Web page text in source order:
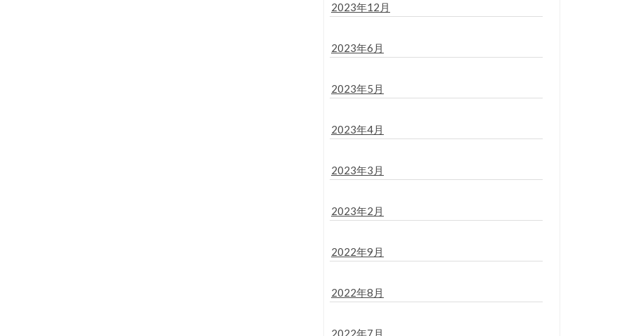
2023年12月
2023年6月
2023年5月
2023年4月
2023年3月
2023年2月
2022年9月
2022年8月
2022年7月